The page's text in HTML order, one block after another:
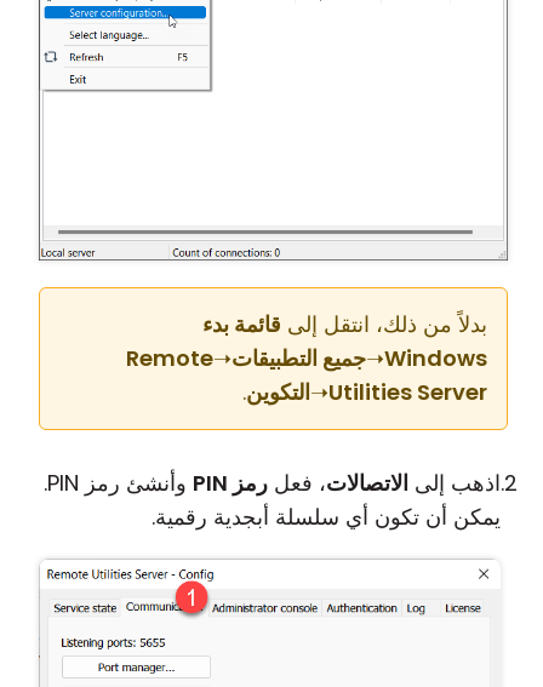
بدلاً من ذلك، انتقل إلى قائمة بدء
Windows
➝جميع التطبيقات➝
Remote
Utilities Server
➝التكوين.
اذهب إلى الاتصالات، فعل رمز PIN
وأنشئ رمز PIN.
يمكن أن تكون أي سلسلة أبجدية رقمية.